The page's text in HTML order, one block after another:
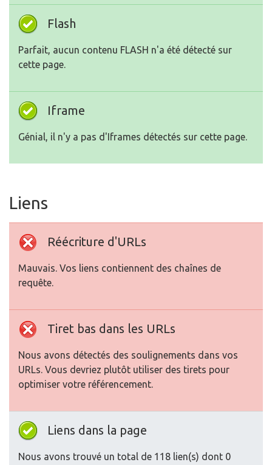
Flash
Parfait, aucun contenu FLASH n'a été détecté sur
cette page.
Iframe
Génial, il n'y a pas d'Iframes détectés sur cette page.
Liens
Réécriture d'URLs
Mauvais. Vos liens contiennent des chaînes de
requête.
Tiret bas dans les URLs
Nous avons détectés des soulignements dans vos
URLs. Vous devriez plutôt utiliser des tirets pour
optimiser votre référencement.
Liens dans la page
Nous avons trouvé un total de 118 lien(s) dont 0